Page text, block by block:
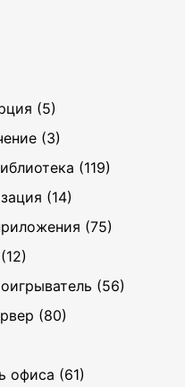
(5)
(3)
(119)
(14)
(75)
(56)
(80)
офиса (61)